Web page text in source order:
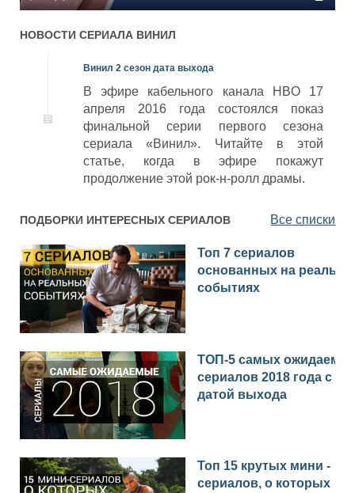
НОВОСТИ СЕРИАЛА ВИНИЛ
Винил 2 сезон дата выхода
В эфире кабельного канала HBO 17
апреля 2016 года состоялся показ
финальной серии первого сезона
сериала «Винил». Читайте в этой
статье, когда в эфире покажут
продолжение этой рок-н-ролл драмы.
ПОДБОРКИ ИНТЕРЕСНЫХ СЕРИАЛОВ Все списки
Топ 7 сериалов
основанных на
событиях
ТОП-5 самых
сериалов 2018 года с
датой выхода
Топ 15 крутых мини -
сериалов, о которых